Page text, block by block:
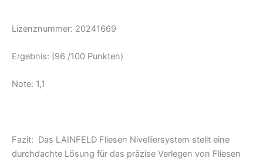
Lizenznummer: 20241669
Ergebnis: (96 /100 Punkten)
Note: 1,1
Fazit: Das LAINFELD Fliesen Nivelliersystem stellt eine
durchdachte Lösung für das präzise Verlegen von Fliesen